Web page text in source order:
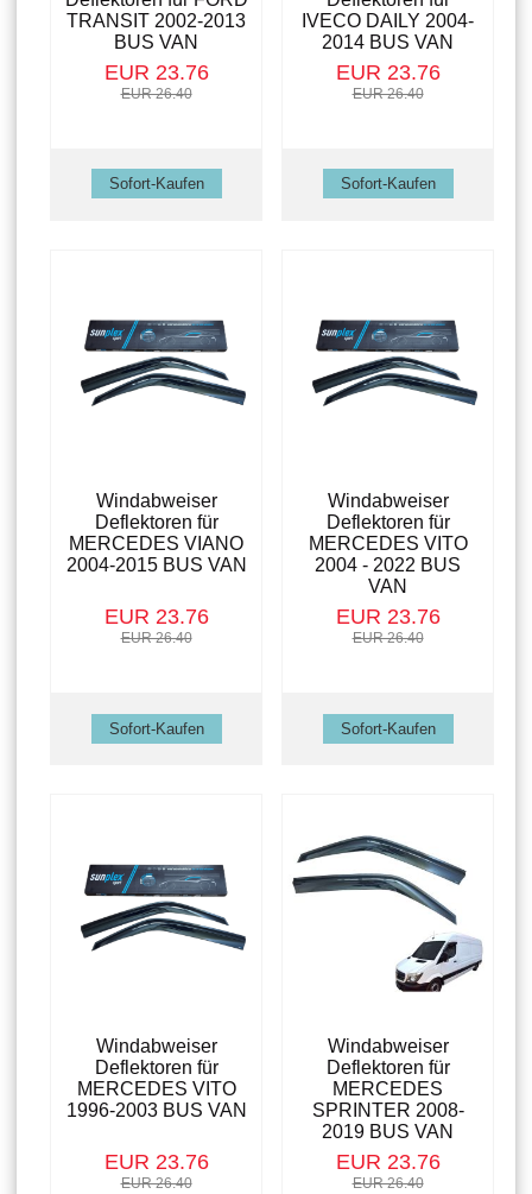
TRANSIT 2002-2013
BUS VAN
EUR 23.76
EUR 26.40
IVECO DAILY 2004-
2014 BUS VAN
EUR 23.76
EUR 26.40
Windabweiser
Deflektoren für
MERCEDES VIANO
2004-2015 BUS VAN
EUR 23.76
EUR 26.40
Windabweiser
Deflektoren für
MERCEDES VITO
2004 - 2022 BUS
VAN
EUR 23.76
EUR 26.40
Windabweiser
Deflektoren für
MERCEDES VITO
1996-2003 BUS VAN
EUR 23.76
EUR 26.40
Windabweiser
Deflektoren für
MERCEDES
SPRINTER 2008-
2019 BUS VAN
EUR 23.76
EUR 26.40